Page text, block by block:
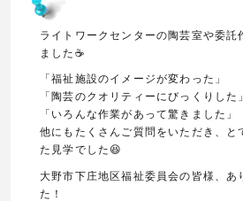
ライトワークセンターの陶芸室や委託
ました☕️
「福祉施設のイメージが変わった」
「陶芸のクオリティーにびっくりした」
「いろんな作業があって驚きました」
他にもたくさんご質問をいただき、と
た見学でした😆
大野市下庄地区福祉委員会の皆様、あ
た！